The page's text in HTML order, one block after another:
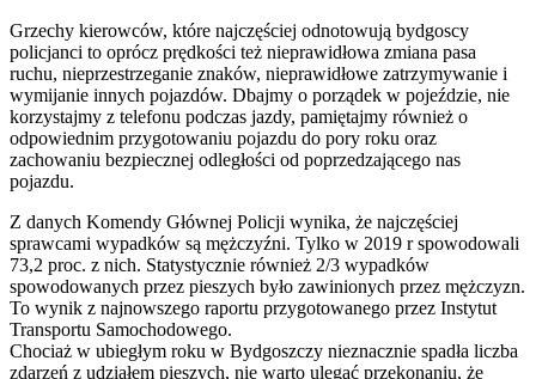
Grzechy kierowców, które najczęściej odnotowują bydgoscy
policjanci to oprócz prędkości też nieprawidłowa zmiana pasa
ruchu, nieprzestrzeganie znaków, nieprawidłowe zatrzymywanie i
wymijanie innych pojazdów. Dbajmy o porządek w pojeździe, nie
korzystajmy z telefonu podczas jazdy, pamiętajmy również o
odpowiednim przygotowaniu pojazdu do pory roku oraz
zachowaniu bezpiecznej odległości od poprzedzającego nas
pojazdu.
Z danych Komendy Głównej Policji wynika, że najczęściej
sprawcami wypadków są mężczyźni. Tylko w 2019 r spowodowali
73,2 proc. z nich. Statystycznie również 2/3 wypadków
spowodowanych przez pieszych było zawinionych przez mężczyzn.
To wynik z najnowszego raportu przygotowanego przez Instytut
Transportu Samochodowego.
Chociaż w ubiegłym roku w Bydgoszczy nieznacznie spadła liczba
zdarzeń z udziałem pieszych, nie warto ulegać przekonaniu, że